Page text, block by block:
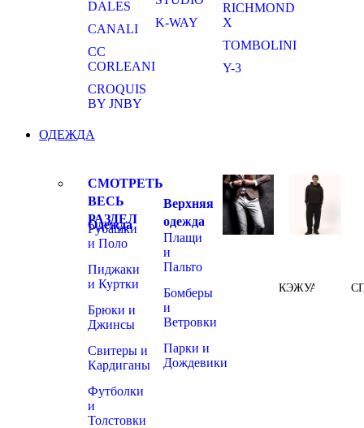
DALES
CANALI
CC
CORLEANI
CROQUIS
BY JNBY
K-WAY
RICHMOND
X
TOMBOLINI
Y-3
ОДЕЖДА
СМОТРЕТЬ
ВЕСЬ
РАЗДЕЛ
Одежда
Рубашки
и Поло
Пиджаки
и Куртки
Брюки и
Джинсы
Свитеры и
Кардиганы
Футболки
и
Толстовки
Верхняя
одежда
Плащи
и
Пальто
Бомберы
и
Ветровки
Парки и
Дождевики
КЭЖУАЛ